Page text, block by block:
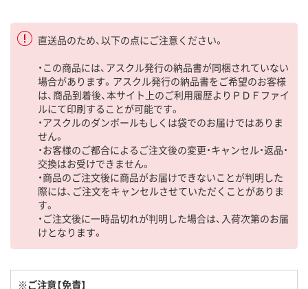
直送品のため、以下の点にご注意ください。
・この商品には、アスクル発行の納品書が同梱されていない
場合があります。アスクル発行の納品書をご希望のお客様
は、商品到着後、本サイト上のご利用履歴よりＰＤＦファイ
ルにて印刷することが可能です。
・アスクルのダンボールもしくは袋でのお届けではありま
せん。
・お客様のご都合によるご注文後の変更・キャンセル・返品・
交換はお受けできません。
・商品のご注文後に商品がお届けできないことが判明した
際には、ご注文をキャンセルさせていただくことがありま
す。
・ご注文後に一時品切れが判明した場合は、入荷次第のお届
けとなります。
※ご注意【免責】